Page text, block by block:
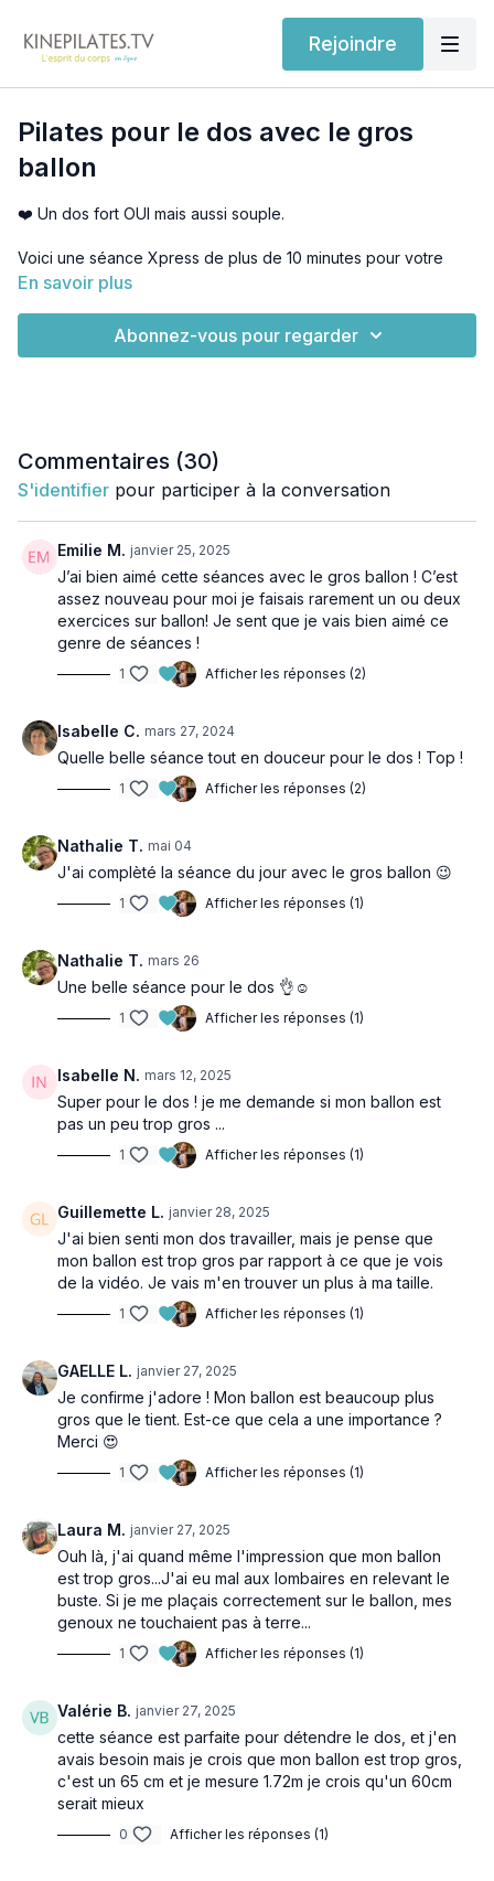
Rejoindre
Pilates pour le dos avec le gros
ballon
❤️ Un dos fort OUI mais aussi souple.
Voici une séance Xpress de plus de 10 minutes pour votre
DOS. ❤️
problèmes chroniques de dos. Les exercices avec le Ballon
Mais le ballon peut aussi vous aider à détendre le dos
pendant votre travail. Par exemple quelques heures par jour
s'asseoir sur son ballon à la place de la chaise pour travailler
peut aider à garder de la souplesse dans les muscles et les
articulations du dos, des hanches et du bassin.
🌟 Mon conseil : assurez-vous que votre ballon soit bien
gonflé 🌟
Bonne pratique 👍🏻
En savoir plus
Abonnez-vous pour regarder
Commentaires (30)
S'identifier pour participer à la conversation
Emilie M. janvier 25, 2025
J’ai bien aimé cette séances avec le gros ballon ! C’est
assez nouveau pour moi je faisais rarement un ou deux
exercices sur ballon! Je sent que je vais bien aimé ce
genre de séances !
1 Afficher les réponses (2)
Isabelle C. mars 27, 2024
Quelle belle séance tout en douceur pour le dos ! Top !
1 Afficher les réponses (2)
Nathalie T. mai 04
J'ai complèté la séance du jour avec le gros ballon 😉
1 Afficher les réponses (1)
Nathalie T. mars 26
Une belle séance pour le dos 👌☺️
1 Afficher les réponses (1)
Isabelle N. mars 12, 2025
Super pour le dos ! je me demande si mon ballon est
pas un peu trop gros ...
1 Afficher les réponses (1)
Guillemette L. janvier 28, 2025
J'ai bien senti mon dos travailler, mais je pense que
mon ballon est trop gros par rapport à ce que je vois
de la vidéo. Je vais m'en trouver un plus à ma taille.
1 Afficher les réponses (1)
GAELLE L. janvier 27, 2025
Je confirme j'adore ! Mon ballon est beaucoup plus
gros que le tient. Est-ce que cela a une importance ?
Merci 😍
1 Afficher les réponses (1)
Laura M. janvier 27, 2025
Ouh là, j'ai quand même l'impression que mon ballon
est trop gros...J'ai eu mal aux lombaires en relevant le
buste. Si je me plaçais correctement sur le ballon, mes
genoux ne touchaient pas à terre...
1 Afficher les réponses (1)
Valérie B. janvier 27, 2025
cette séance est parfaite pour détendre le dos, et j'en
avais besoin mais je crois que mon ballon est trop gros,
c'est un 65 cm et je mesure 1.72m je crois qu'un 60cm
serait mieux
0 Afficher les réponses (1)